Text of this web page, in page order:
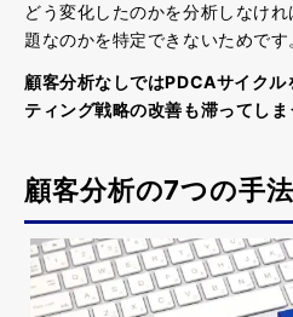
どう変化したのかを分析しなけ
題なのかを特定できないためです
顧客分析なしではPDCAサイクル
ティング戦略の改善も滞ってしま
顧客分析の7つの手法